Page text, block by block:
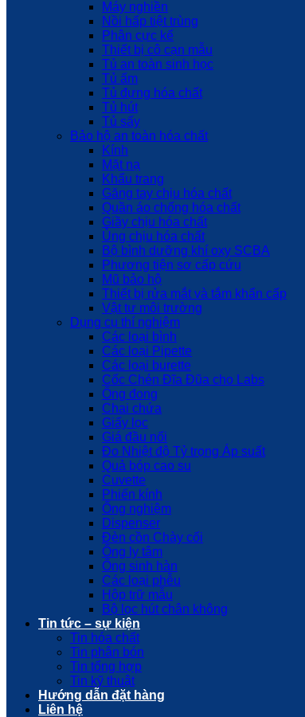
Máy nghiền
Nồi hấp tiệt trùng
Phân cực kế
Thiết bị cô cạn mẫu
Tủ an toàn sinh học
Tủ ấm
Tủ đựng hóa chất
Tủ hút
Tủ sấy
Bảo hộ an toàn hóa chất
Kính
Mặt nạ
Khẩu trang
Găng tay chịu hóa chất
Quần áo chống hóa chất
Giầy chịu hóa chất
Ủng chịu hóa chất
Bộ bình dưỡng khí oxy SCBA
Phương tiện sơ cấp cứu
Mũ bảo hộ
Thiết bị rửa mắt và tắm khẩn cấp
Vật tư môi trường
Dụng cụ thí nghiệm
Các loại bình
Các loại Pipette
Các loại burette
Cốc Chén Đĩa Đũa cho Labs
Ống đong
Chai chứa
Giấy lọc
Giá đầu nối
Đo Nhiệt độ Tỷ trọng Áp suất
Quả bóp cao su
Cuvette
Phiến kính
Ống nghiệm
Dispenser
Đèn cồn Chày cối
Ống ly tâm
Ống sinh hàn
Các loại phễu
Hộp trữ mẫu
Bộ lọc hút chân không
Tin tức – sự kiện
Tin hóa chất
Tin phân bón
Tin tổng hợp
Tin kỹ thuật
Hướng dẫn đặt hàng
Liên hệ